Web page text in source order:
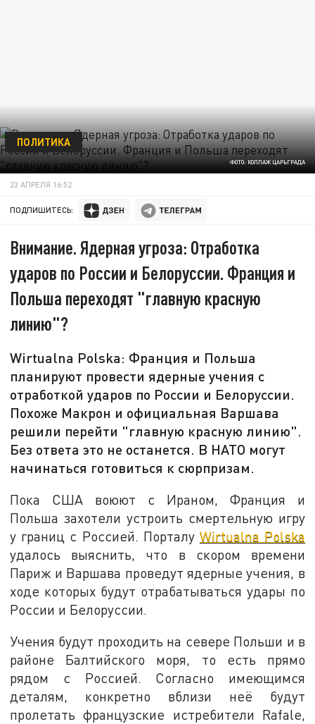
ФОТО: КОЛЛАЖ ЦАРЬГРАДА
ПОЛИТИКА
23 АПРЕЛЯ 16:52
ПОДПИШИТЕСЬ:
Внимание. Ядерная угроза: Отработка
ударов по России и Белоруссии. Франция и
Польша переходят "главную красную
линию"?
Wirtualna Polska: Франция и Польша
планируют провести ядерные учения с
отработкой ударов по России и Белоруссии.
Похоже Макрон и официальная Варшава
решили перейти "главную красную линию".
Без ответа это не останется. В НАТО могут
начинаться готовиться к сюрпризам.
Пока США воюют с Ираном, Франция и
Польша захотели устроить смертельную игру
у границ с Россией. Порталу Wirtualna Polska
удалось выяснить, что в скором времени
Париж и Варшава проведут ядерные учения, в
ходе которых будут отрабатываться удары по
России и Белоруссии.
Учения будут проходить на севере Польши и в
районе Балтийского моря, то есть прямо
рядом с Россией. Согласно имеющимся
деталям, конкретно вблизи неё будут
пролетать французские истребители Rafale,